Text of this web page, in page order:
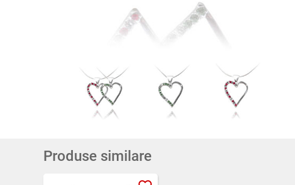
Produse similare